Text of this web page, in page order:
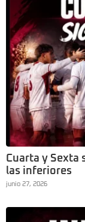
Cuarta y Sexta
las inferiores
junio 27, 2026